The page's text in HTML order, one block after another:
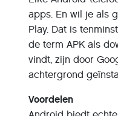
apps. En wil je als
Play. Dat is
de term APK als
vindt, zijn door
achtergrond
Voordelen